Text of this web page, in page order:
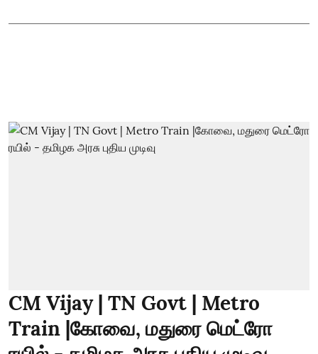
CM Vijay | TN Govt | Metro
Train |கோவை, மதுரை மெட்ரோ